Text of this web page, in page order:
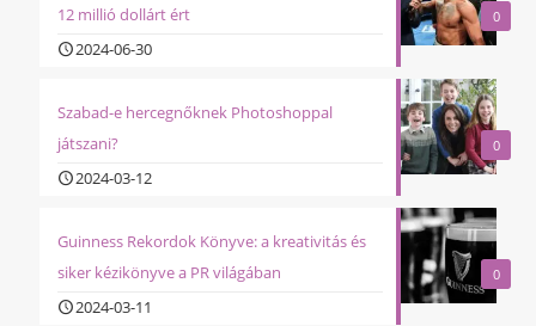
0
12 millió dollárt ért
2024-06-30
0
Szabad-e hercegnőknek Photoshoppal
játszani?
2024-03-12
0
Guinness Rekordok Könyve: a kreativitás és
siker kézikönyve a PR világában
2024-03-11